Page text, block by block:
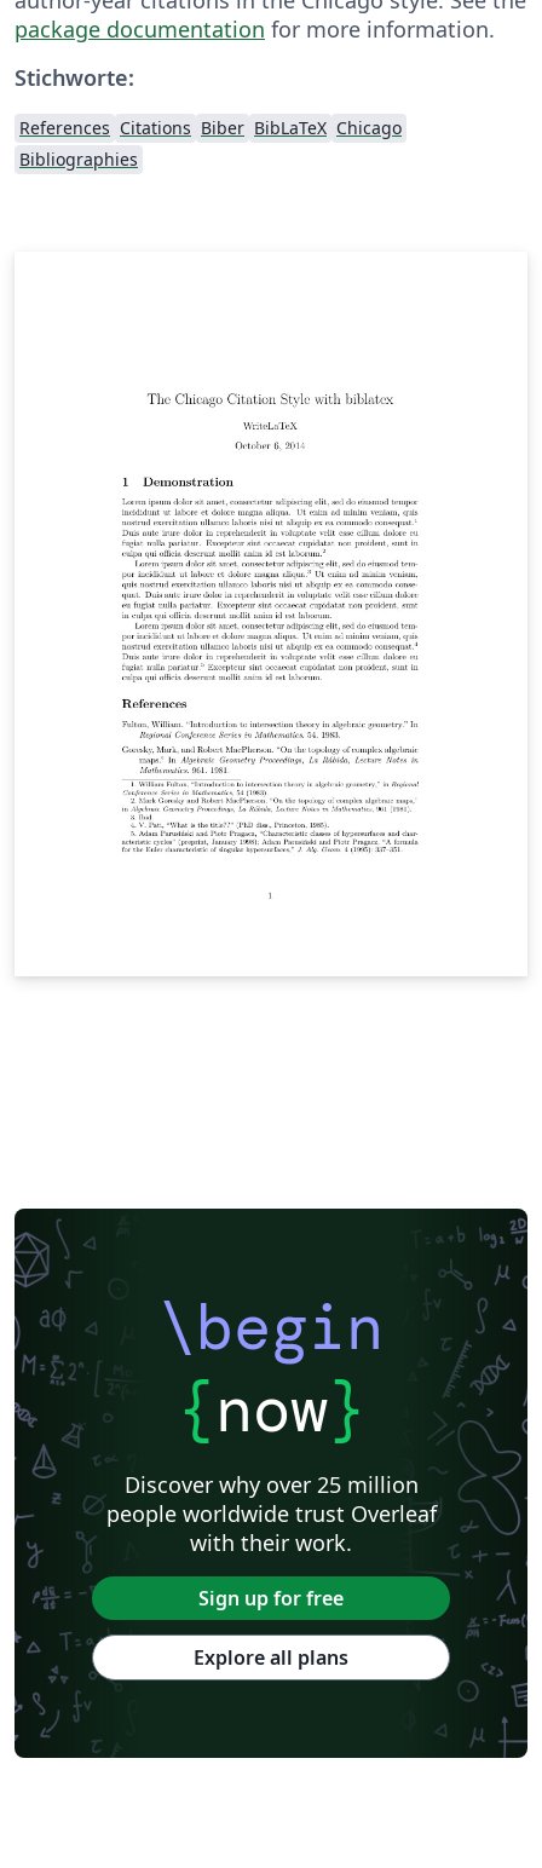
package documentation for more information.
Stichworte:
References Citations Biber BibLaTeX Chicago
Bibliographies
\begin
{now}
Discover why over 25 million
people worldwide trust Overleaf
with their work.
Sign up for free
Explore all plans